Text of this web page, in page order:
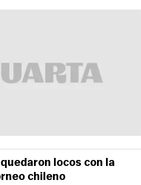
locos con la
chileno